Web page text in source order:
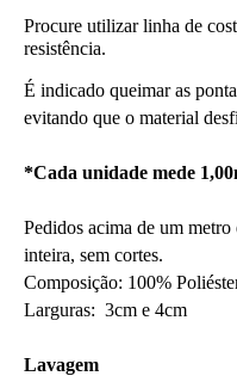
Procure utilizar linha de
resistência.
É indicado queimar as
evitando que o material
*Cada unidade mede
Pedidos acima de um
inteira, sem cortes.
Composição: 100%
Larguras:  3cm e 4cm
Lavagem